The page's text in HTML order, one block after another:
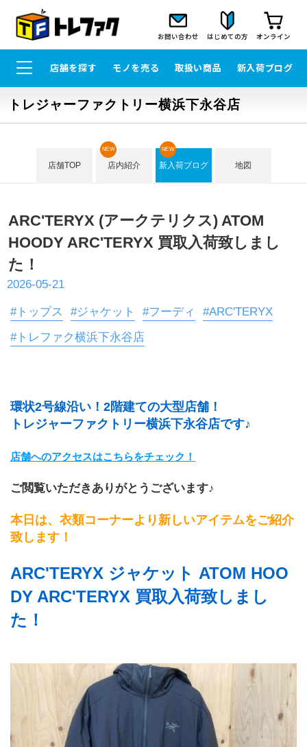
お問い合わせ はじめての方 オンライン
店舗を探す モノを売る 取扱い商品 新入荷ブログ
トレジャーファクトリー横浜下永谷店
店舗TOP 店内紹介
NEW
新入荷ブログ
NEW
地図
ARC'TERYX (アークテリクス) ATOM
HOODY ARC'TERYX 買取入荷致しまし
た！
2026-05-21
#トップス #ジャケット #フーディ
#ARC'TERYX
#トレファク横浜下永谷店
環状2号線沿い！2階建ての大型店舗！
トレジャーファクトリー横浜下永谷店です♪
店舗へのアクセスはこちらをチェック！
ご閲覧いただきありがとうございます♪
本日は、衣類コーナーより新しいアイテムをご紹介
致します！
ARC'TERYX ジャケット ATOM HOO
DY ARC'TERYX 買取入荷致しまし
た！